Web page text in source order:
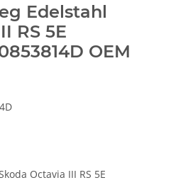
Edelstahl
RS 5E
OEM
Octavia III RS 5E